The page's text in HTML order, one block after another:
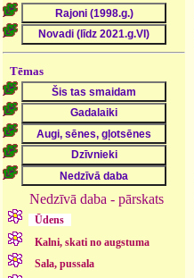
Tēmas
Nedzīvā daba - pārskats
Ūdens
Kalni, skati no augstuma
Sala, pussala